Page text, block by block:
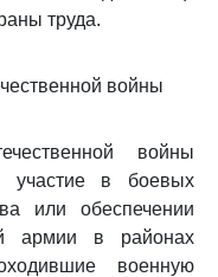
труда.
войны
войны
участие в боевых
или обеспечении
армии в районах
военную